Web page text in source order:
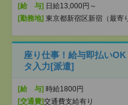
[給 与] 日給13,000円～
[勤務地] 東京都新宿区新宿（最寄
座り仕事！給与即払い
タ入力[派遣]
[給 与] 時給1800円
[交通費]交通費支給有り